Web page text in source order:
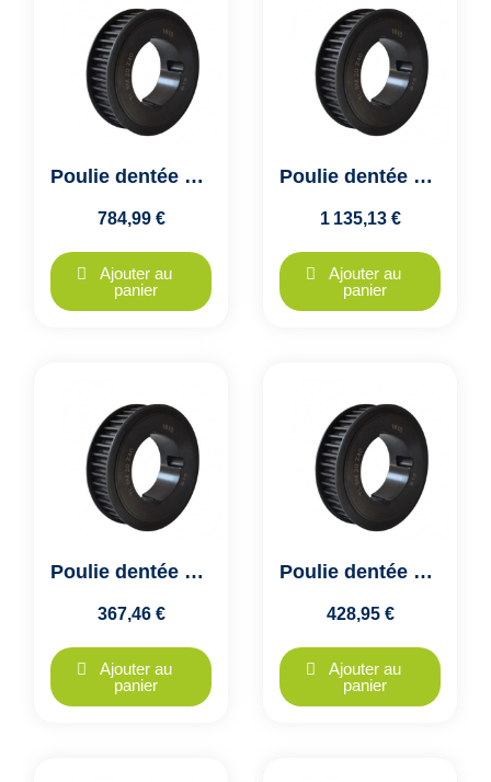
Poulie dentée HTD 14M - 112 dents - largeur 115mm - moyeu 3535
784,99 €
Ajouter au
panier
Poulie dentée HTD 14M - 112 dents - largeur 170mm - moyeu 5050
1 135,13 €
Ajouter au
panier
Poulie dentée HTD 14M - 112 dents - largeur 40mm - moyeu 3020
367,46 €
Ajouter au
panier
Poulie dentée HTD 14M - 112 dents - largeur 55mm - moyeu 3020
428,95 €
Ajouter au
panier